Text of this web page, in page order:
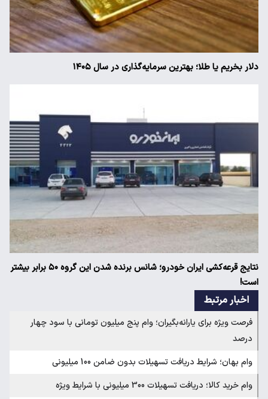
دلار بخریم یا طلا؛ بهترین سرمایه‌گذاری در سال ۱۴۰۵
نتایج قرعه‌کشی ایران خودرو؛ شانس برنده شدن این گروه ۵۰ برابر بیشتر
است!
اخبار مرتبط
فرصت ویژه برای یارانه‌بگیران؛ وام پنج میلیون تومانی با سود چهار
درصد
وام بهان؛ شرایط دریافت تسهیلات بدون ضامن 100 میلیونی
وام خرید کالا؛ دریافت تسهیلات 300 میلیونی با شرایط ویژه